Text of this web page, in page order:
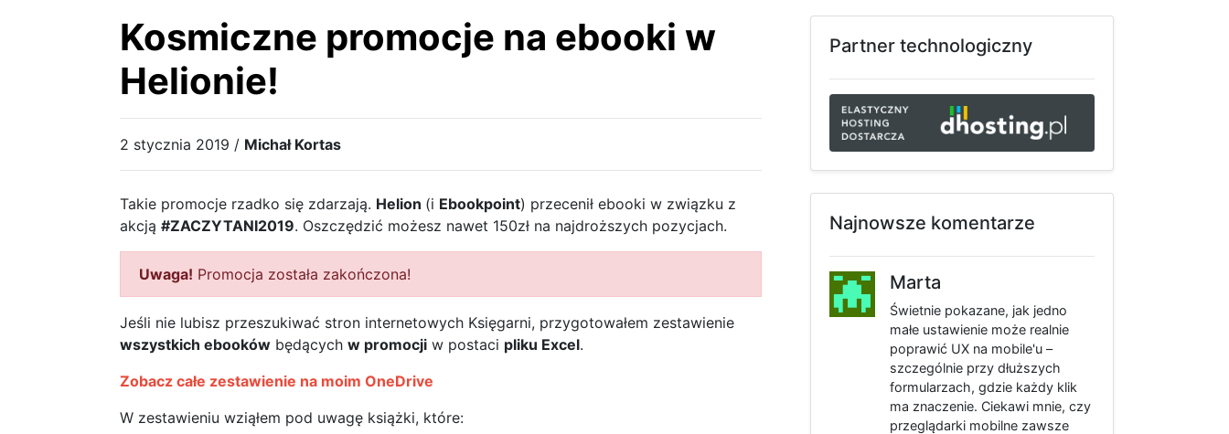
Kosmiczne promocje na ebooki w
Helionie!
2 stycznia 2019 / Michał Kortas
Takie promocje rzadko się zdarzają. Helion (i Ebookpoint) przecenił ebooki w związku z
akcją #ZACZYTANI2019. Oszczędzić możesz nawet 150zł na najdroższych pozycjach.
Uwaga! Promocja została zakończona!
Jeśli nie lubisz przeszukiwać stron internetowych Księgarni, przygotowałem zestawienie
wszystkich ebookówbędących w promocjiw postaci pliku Excel.
Zobacz całe zestawienie na moim OneDrive
W zestawieniu wziąłem pod uwagę książki, które:
Partner technologiczny
Najnowsze komentarze
Marta
Świetnie pokazane, jak jedno
małe ustawienie może realnie
poprawić UX na mobile'u –
szczególnie przy dłuższych
formularzach, gdzie każdy klik
ma znaczenie. Ciekawi mnie, czy
przeglądarki mobilne zawsze